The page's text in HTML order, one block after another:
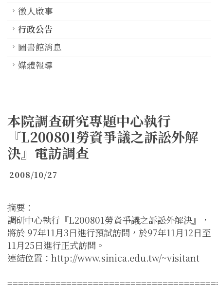
徵人啟事
行政公告
圖書館消息
媒體報導
本院調查研究專題中心執行
『L200801勞資爭議之訴訟外解
決』電訪調查
2008/10/27
摘要：
調研中心執行『L200801勞資爭議之訴訟外解決』，
將於 97年11月3日進行預試訪問，於97年11月12日至
11月25日進行正式訪問。
連結位置：http://www.sinica.edu.tw/~visitant